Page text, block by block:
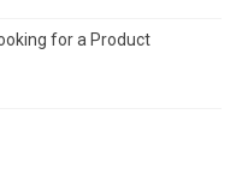
for a Product